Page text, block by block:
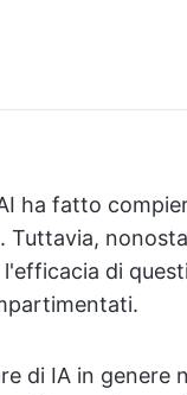
ha fatto
Tuttavia,
di
di IA in genere